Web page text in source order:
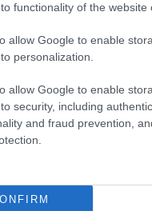
functionality of the website
allow Google to enable
personalization.
allow Google to enable
security, including
and fraud prevention,
Mario Malu
Paolo Pinna
Martina Agostina Diturco